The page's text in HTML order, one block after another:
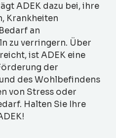
ADEK dazu bei, ihre
Krankheiten
an
zu verringern. Über
ist ADEK eine
der
des Wohlbefindens
von Stress oder
Halten Sie Ihre